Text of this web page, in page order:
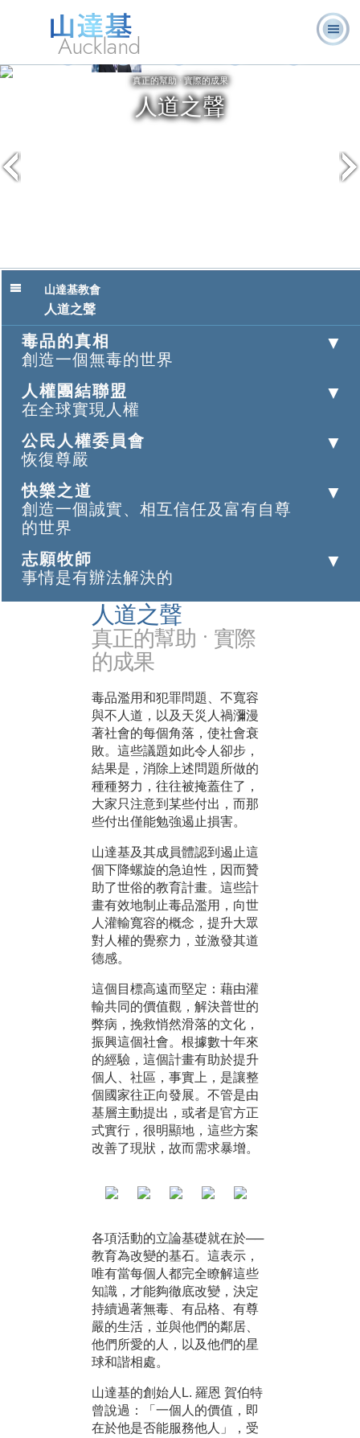
Auckland
關於我
L. 羅恩 賀伯
什麼是山達
基？
志願牧
山達基教會
人道之聲
毒品的真相
創造一個無毒的世界
人權團結聯盟
在全球實現人權
公民人權委員會
恢復尊嚴
快樂之道
創造一個誠實、相互信任及富有自尊
的世界
志願牧師
事情是有辦法解決的
人道之聲
真正的幫助 • 實際
的成果
毒品濫用和犯罪問題、不寬容
與不人道，以及天災人禍瀰漫
著社會的每個角落，使社會衰
敗。這些議題如此令人卻步，
結果是，消除上述問題所做的
種種努力，往往被掩蓋住了，
大家只注意到某些付出，而那
些付出僅能勉強遏止損害。
山達基及其成員體認到遏止這
個下降螺旋的急迫性，因而贊
助了世俗的教育計畫。這些計
畫有效地制止毒品濫用，向世
人灌輸寬容的概念，提升大眾
對人權的覺察力，並激發其道
德感。
這個目標高遠而堅定：藉由灌
輸共同的價值觀，解決普世的
弊病，挽救悄然滑落的文化，
振興這個社會。根據數十年來
的經驗，這個計畫有助於提升
個人、社區，事實上，是讓整
個國家往正向發展。不管是由
基層主動提出，或者是官方正
式實行，很明顯地，這些方案
改善了現狀，故而需求暴增。
各項活動的立論基礎就在於──
教育為改變的基石。這表示，
唯有當每個人都完全瞭解這些
知識，才能夠徹底改變，決定
持續過著無毒、有品格、有尊
嚴的生活，並與他們的鄰居、
他們所愛的人，以及他們的星
球和諧相處。
山達基的創始人L. 羅恩 賀伯特
曾說過：「一個人的價值，即
在於他是否能服務他人」，受